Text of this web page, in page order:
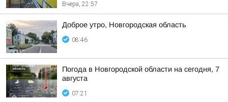
Вчера, 22:57
Доброе утро, Новгородская область
08:46
Погода в Новгородской области на сегодня, 7
августа
07:21